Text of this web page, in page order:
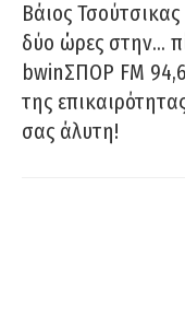
Βάιος
δύο ώρες στην…
bwinΣΠΟΡ FM
της
σας άλυτη!